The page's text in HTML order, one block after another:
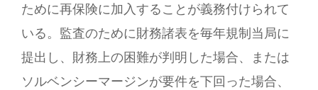
ために再保険に加入することが義務付けられて
いる。監査のために財務諸表を毎年規制当局に
提出し、財務上の困難が判明した場合、または
ソルベンシーマージンが要件を下回った場合、